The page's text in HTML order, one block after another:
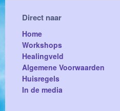
Direct naar
Home
Workshops
Healingveld
Algemene Voorwaarden
Huisregels
In de media